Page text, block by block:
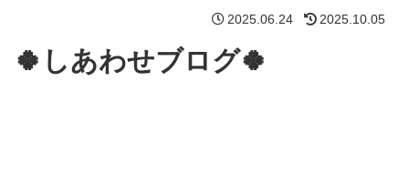
2025.06.24 2025.10.05
🍀しあわせブログ🍀